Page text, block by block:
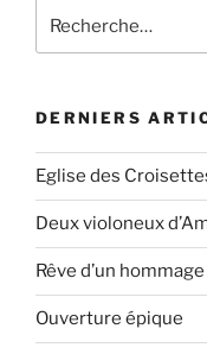
pour
DERNIERS
Eglise des
Deux violoneux
Rêve d’un
Ouverture épique